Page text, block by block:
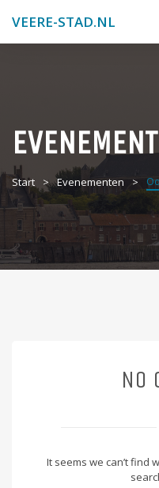
VEERE-STAD.NL
Start Evenementen
NO
It seems we can’t find